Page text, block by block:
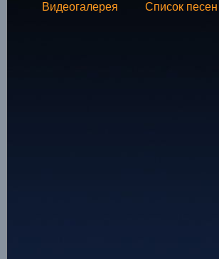
Видеогалерея Список песен